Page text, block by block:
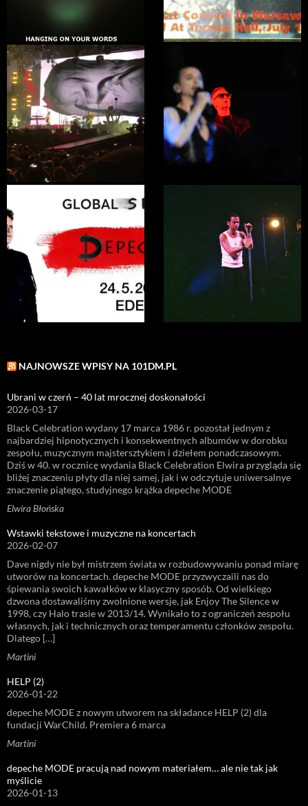
NAJNOWSZE WPISY NA 101DM.PL
Ubrani w czerń – 40 lat mrocznej doskonałości
2026-03-17
Black Celebration wydany 17 marca 1986 r. pozostał jednym z
najbardziej hipnotycznych i konsekwentnych albumów w dorobku
zespołu, muzycznym majstersztykiem i dziełem ponadczasowym.
Dziś w 40. w rocznicę wydania Black Celebration Elwira przygląda się
bliżej znaczeniu płyty dla niej samej, jak i w odczytuje uniwersalnye
znaczenie piątego, studyjnego krążka depeche MODE
Elwira Błońska
Wstawki tekstowe i muzyczne na koncertach
2026-02-07
Dave nigdy nie był mistrzem świata w rozbudowywaniu ponad miarę
utworów na koncertach. depeche MODE przyzwyczaili nas do
śpiewania swoich kawałków w klasyczny sposób. Od wielkiego
dzwona dostawaliśmy zwolnione wersje, jak Enjoy The Silence w
1998, czy Halo trasie w 2013/14. Wynikało to z ograniczeń zespołu
własnych, jak i technicznych oraz temperamentu członków zespołu.
Dlatego […]
Martini
HELP (2)
2026-01-22
depeche MODE z nowym utworem na składance HELP (2) dla
fundacji WarChild. Premiera 6 marca
Martini
depeche MODE pracują nad nowym materiałem… ale nie tak jak
myślicie
2026-01-13